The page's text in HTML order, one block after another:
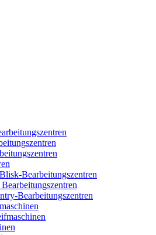
Bearbeitungszentren
Bearbeitungszentren